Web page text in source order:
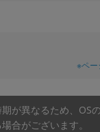
※ペー
が異なるため、OS
合がございます。